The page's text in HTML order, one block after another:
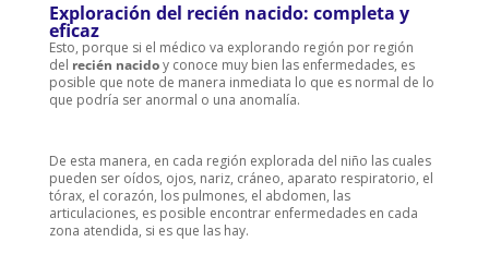
Exploración del recién nacido: completa y
eficaz
Esto, porque si el médico va explorando región por región
del recién nacidoy conoce muy bien las enfermedades, es
posible que note de manera inmediata lo que es normal de lo
que podría ser anormal o una anomalía.
De esta manera, en cada región explorada del niño las cuales
pueden ser oídos, ojos, nariz, cráneo, aparato respiratorio, el
tórax, el corazón, los pulmones, el abdomen, las
articulaciones, es posible encontrar enfermedades en cada
zona atendida, si es que las hay.